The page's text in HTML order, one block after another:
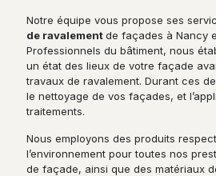
Notre équipe vous propose ses
de ravalementde façades à Nancy
Professionnels du bâtiment, nous
un état des lieux de votre façade
travaux de ravalement. Durant ces
le nettoyage de vos façades, et
traitements.
Nous employons des produits
l’environnement pour toutes nos
de façade, ainsi que des matériaux